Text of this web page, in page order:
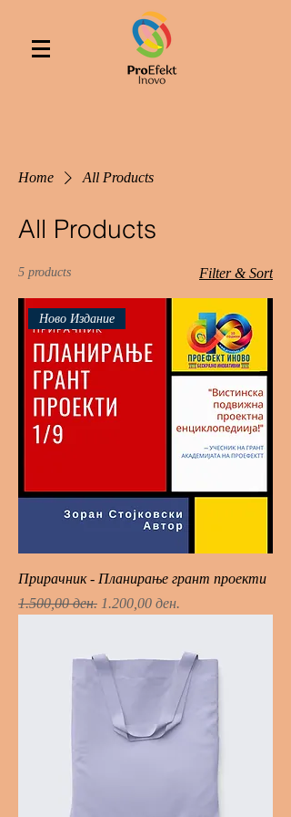
Home All Products
All Products
5 products Filter & Sort
Ново Издание
Прирачник - Планирање грант проекти
Regular Price
1.500,00 ден. Sale Price
1.200,00 ден.